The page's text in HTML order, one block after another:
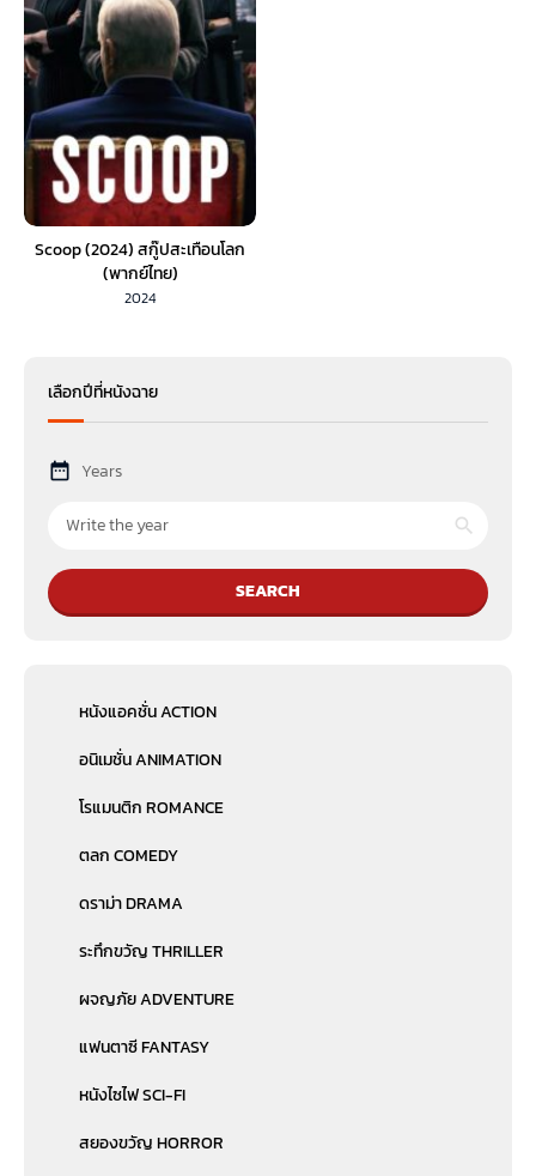
Scoop (2024) สกู๊ปสะเทือนโลก
(พากย์ไทย)
2024
เลือกปีที่หนังฉาย
Years
SEARCH
หนังแอคชั่น ACTION
อนิเมชั่น ANIMATION
โรแมนติก ROMANCE
ตลก COMEDY
ดราม่า DRAMA
ระทึกขวัญ THRILLER
ผจญภัย ADVENTURE
แฟนตาซี FANTASY
หนังไซไฟ SCI-FI
สยองขวัญ HORROR